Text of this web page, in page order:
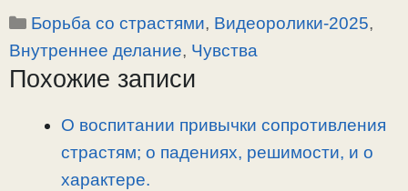
p
y
L
l
e
g
a
c
e
b
п
р
а
Рубрики
Борьба со страстями, Видеоролики-2025,
Внутреннее делание, Чувства
Похожие записи
О воспитании привычки сопротивления
страстям; о падениях, решимости, и о
характере.